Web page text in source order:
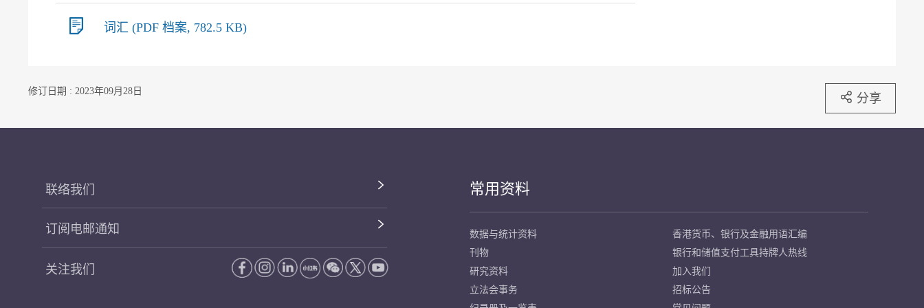
词汇 (PDF 档案, 782.5 KB)
修订日期 : 2023年09月28日 分享
联络我们
订阅电邮通知
关注我们
常用资料
数据与统计资料
刊物
研究资料
立法会事务
香港货币、银行及金融用语汇编
银行和储值支付工具持牌人热线
加入我们
招标公告